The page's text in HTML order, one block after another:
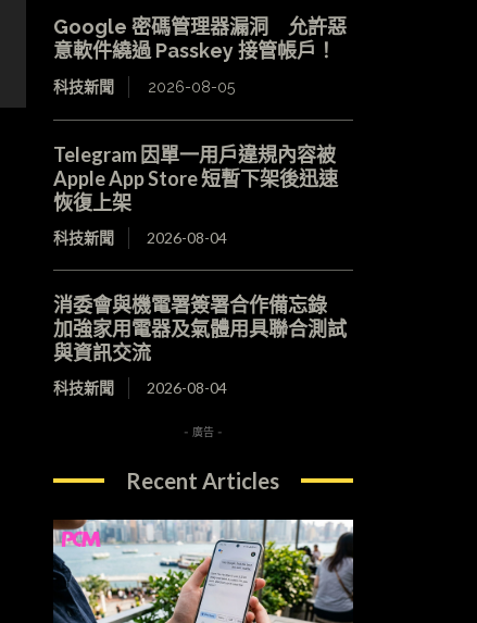
Google 密碼管理器漏洞 允許惡
意軟件繞過 Passkey 接管帳戶！
科技新聞 2026-08-05
Telegram 因單一用戶違規內容被
Apple App Store 短暫下架後迅速
恢復上架
科技新聞 2026-08-04
消委會與機電署簽署合作備忘錄
加強家用電器及氣體用具聯合測試
與資訊交流
科技新聞 2026-08-04
- 廣告 -
Recent Articles